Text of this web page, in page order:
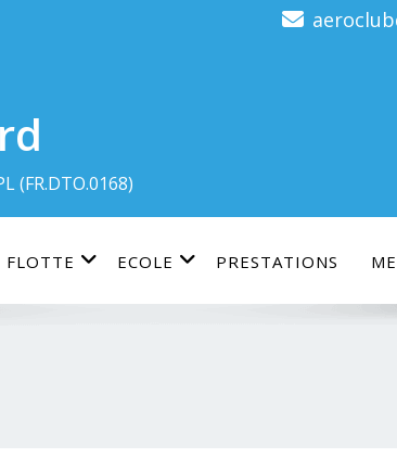
(FR.DTO.0168)
FLOTTE ECOLE PRESTATIONS